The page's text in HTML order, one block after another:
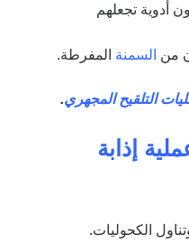
أدوية تجعلهم
من السمنة المفرطة.
التلقيح المجهري.
إذابة
الكحوليات.